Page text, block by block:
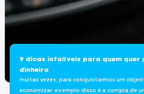
9 dicas infalíveis para quem quer
dinheiro
muitas vezes, para conquistarmos um
economizar. exemplo disso é a compra de